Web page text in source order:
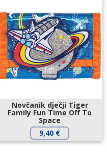
Novčanik dječji Tiger
Family Fun Time Off To
Space
9,40 €